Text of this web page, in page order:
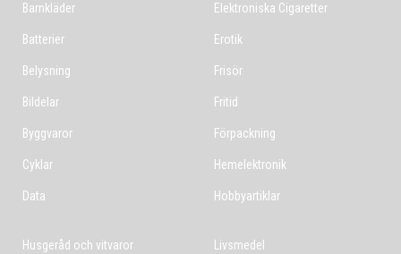
Barnkläder
Batterier
Belysning
Bildelar
Byggvaror
Cyklar
Data
Elektroniska Cigaretter
Erotik
Frisör
Fritid
Förpackning
Hemelektronik
Hobbyartiklar
Husgeråd och vitvaror Livsmedel